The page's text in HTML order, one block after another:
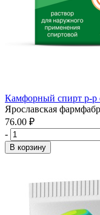
Камфорный спирт р-р
Ярославская
76.00 ₽
-
В корзину